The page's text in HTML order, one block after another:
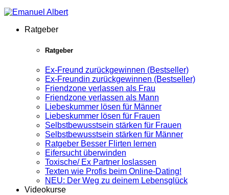
Ratgeber
Ratgeber
Ex-Freund zurückgewinnen (Bestseller)
Ex-Freundin zurückgewinnen (Bestseller)
Friendzone verlassen als Frau
Friendzone verlassen als Mann
Liebeskummer lösen für Männer
Liebeskummer lösen für Frauen
Selbstbewusstsein stärken für Frauen
Selbstbewusstsein stärken für Männer
Ratgeber Besser Flirten lernen
Eifersucht überwinden
Toxische/ Ex Partner loslassen
Texten wie Profis beim Online-Dating!
NEU: Der Weg zu deinem Lebensglück
Videokurse